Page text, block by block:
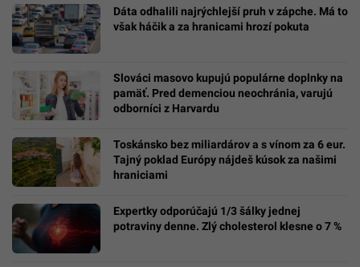
Dáta odhalili najrýchlejší pruh v zápche. Má to
však háčik a za hranicami hrozí pokuta
Slováci masovo kupujú populárne doplnky na
pamäť. Pred demenciou neochránia, varujú
odborníci z Harvardu
Toskánsko bez miliardárov a s vínom za 6 eur.
Tajný poklad Európy nájdeš kúsok za našimi
hraniciami
Expertky odporúčajú 1/3 šálky jednej
potraviny denne. Zlý cholesterol klesne o 7 %